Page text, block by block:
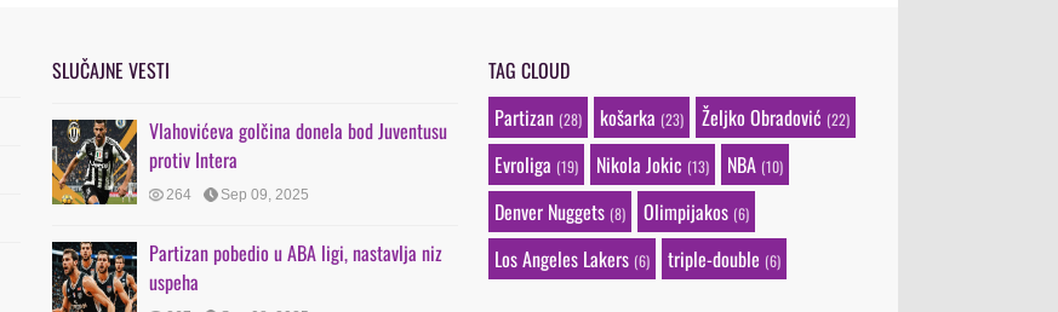
SLUČAJNE VESTI
Vlahovićeva golčina donela bod Juventusu
protiv Intera
264 Sep 09, 2025
Partizan pobedio u ABA ligi, nastavlja niz
uspeha
TAG CLOUD
Partizan (28) košarka (23) Željko Obradović (22)
Evroliga (19) Nikola Jokic (13) NBA (10)
Denver Nuggets (8) Olimpijakos (6)
Los Angeles Lakers (6) triple-double (6)